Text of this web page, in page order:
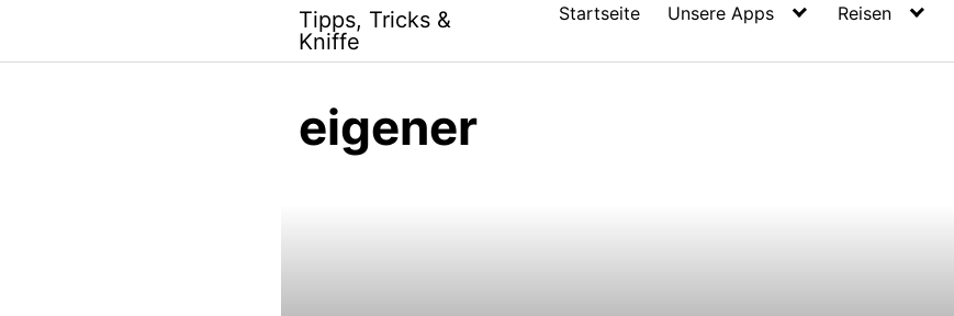
content
Tipps, Tricks &
Kniffe
Startseite Unsere Apps Reisen
eigener